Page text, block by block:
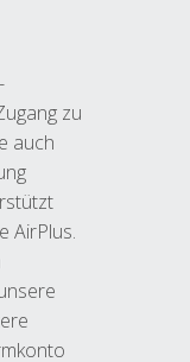
zu
auch
AirPlus.